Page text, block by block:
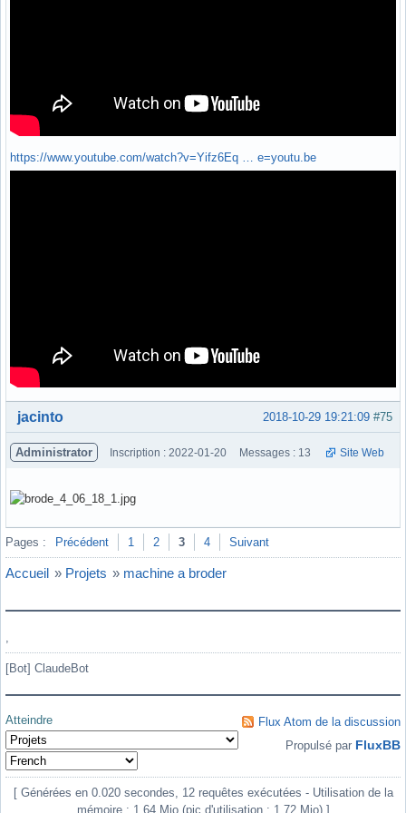
https://www.youtube.com/watch?v=Yifz6Eq … e=youtu.be
Hors ligne #75
2018-10-29 19:21:09
jacinto
Administrator Inscription : 2022-01-20 Messages : 13 Site Web
Hors ligne
Pages : Précédent 1 2 3 4 Suivant
Accueil » Projets » machine a broder
,
[Bot] ClaudeBot
Atteindre
Flux Atom de la discussion
Propulsé par FluxBB
[ Générées en 0.020 secondes, 12 requêtes exécutées - Utilisation de la
mémoire : 1.64 Mio (pic d'utilisation : 1.72 Mio) ]